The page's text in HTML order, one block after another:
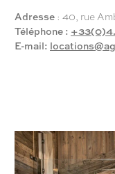
Adresse : 40, rue
Téléphone :
E-mail: